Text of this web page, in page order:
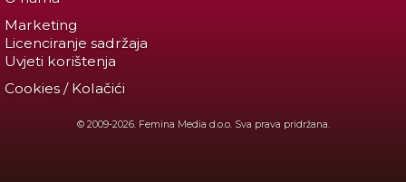
Marketing
Licenciranje sadržaja
Uvjeti korištenja
Cookies / Kolačići
© 2009-2026. Femina Media d.o.o. Sva prava pridržana.